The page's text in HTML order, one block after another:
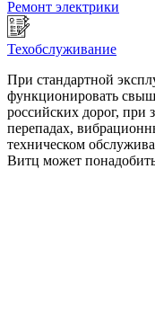
Ремонт электрики
Техобслуживание
При стандартной
функционировать
российских дорог, при
перепадах,
техническом
Витц может